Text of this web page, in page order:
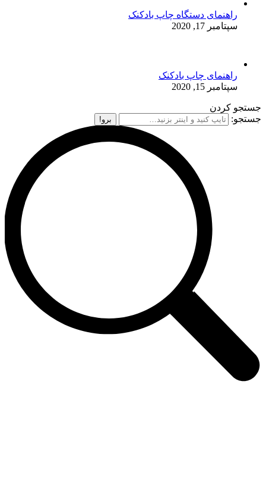
راهنمای دستگاه چاپ بادکنک
سپتامبر 17, 2020
راهنمای چاپ بادکنک
سپتامبر 15, 2020
جستجو کردن
جستجو: